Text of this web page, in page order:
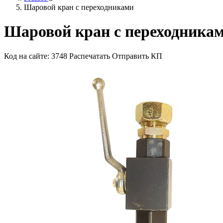
Шаровой кран с переходниками
Шаровой кран с
Код на сайте: 3748 Распечатать Отправить КП